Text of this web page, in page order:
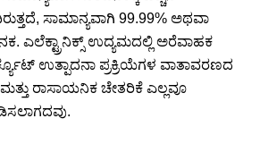
ಸಾಮಾನ್ಯವಾಗಿ 99.99% ಅಥವಾ
ಎಲೆಕ್ಟ್ರಾನಿಕ್ಸ್ ಉದ್ಯಮದಲ್ಲಿ ಅರೆವಾಹಕ
ಉತ್ಪಾದನಾ ಪ್ರಕ್ರಿಯೆಗಳ ವಾತಾವರಣದ
ರಾಸಾಯನಿಕ ಚೇತರಿಕೆ ಎಲ್ಲವೂ